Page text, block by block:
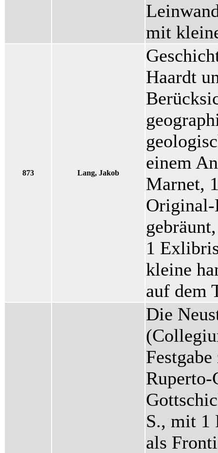
mit
873 Lang, Jakob
Haardt
einem
Marnet,
Original-
1
kleine
auf dem
Die
Ruperto-
S., mit 1
als